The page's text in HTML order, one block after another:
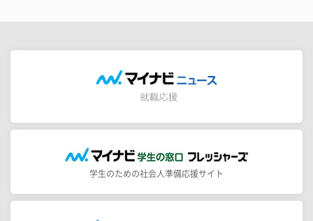
学生のための社会人準備応援サイト